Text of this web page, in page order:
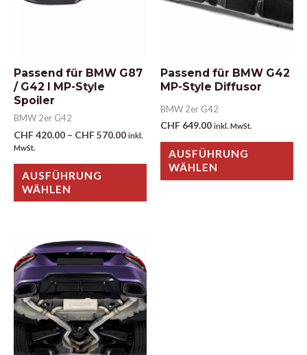
Passend für BMW G87
/ G42 I MP-Style
Spoiler
BMW 2er G42
CHF420.00 – CHF570.00 inkl.
MwSt.
AUSFÜHRUNG
WÄHLEN
Passend für BMW G42
MP-Style Diffusor
BMW 2er G42
CHF 649.00 inkl. MwSt.
AUSFÜHRUNG
WÄHLEN